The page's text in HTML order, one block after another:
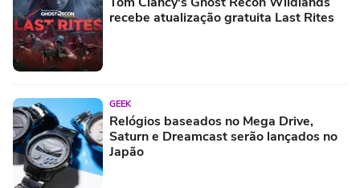
recebe atualização gratuita Last Rites
GEEK
Relógios baseados no Mega Drive,
Saturn e Dreamcast serão lançados no
Japão